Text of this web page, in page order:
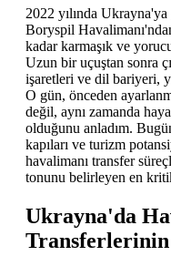
2022 yılında
Boryspil
kadar karmaşık ve
Uzun bir uçuştan sonra
işaretleri ve dil bariyeri,
O gün, önceden
değil, aynı zamanda
olduğunu anladım.
kapıları ve turizm
havalimanı transfer
tonunu belirleyen en
Ukrayna'da